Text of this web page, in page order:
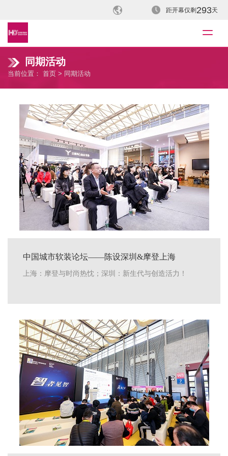
距开幕仅剩 293天
同期活动
当前位置： 首页 > 同期活动
中国城市软装论坛——陈设深圳&摩登上海
上海：摩登与时尚热忱；深圳：新生代与创造活力！